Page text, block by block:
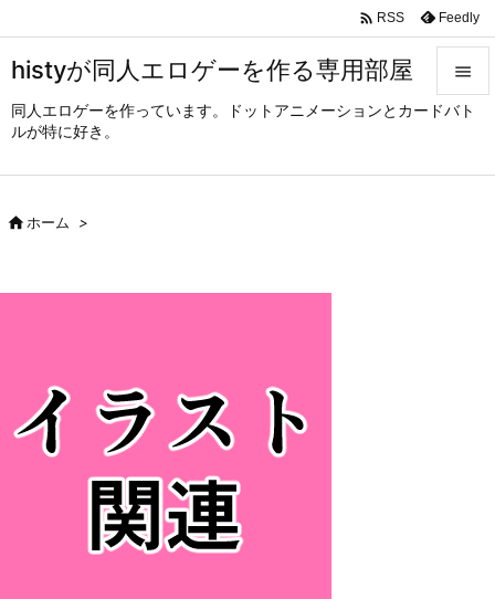
histyが同人エロゲーを作る専用部屋
同人エロゲーを作っています。ドットアニメーションとカードバト
ルが特に好き。



 RSS Feedly
ホーム >